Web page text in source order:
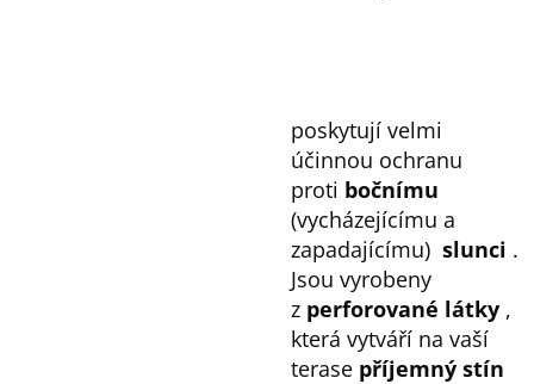
poskytují velmi
účinnou ochranu
proti bočnímu
(vycházejícímu a
zapadajícímu) slunci .
Jsou vyrobeny
z perforované látky ,
která vytváří na vaší
terase příjemný stín